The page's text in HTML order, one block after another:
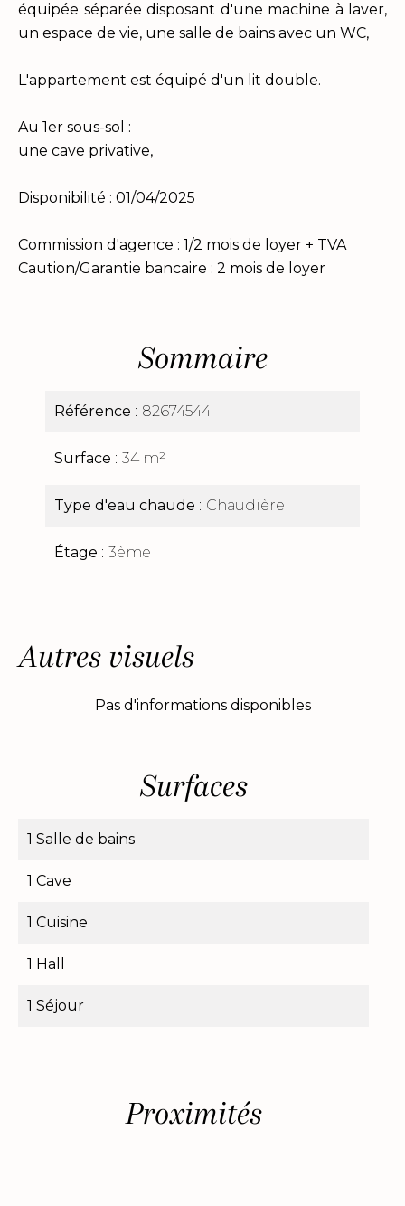
équipée séparée disposant d'une machine à laver,
un espace de vie, une salle de bains avec un WC,
L'appartement est équipé d'un lit double.
Au 1er sous-sol :
une cave privative,
Disponibilité : 01/04/2025
Commission d'agence : 1/2 mois de loyer + TVA
Caution/Garantie bancaire : 2 mois de loyer
Sommaire
Référence 82674544
Surface 34 m²
Type d'eau chaude Chaudière
Étage 3ème
Autres visuels
Pas d'informations disponibles
Surfaces
1 Salle de bains
1 Cave
1 Cuisine
1 Hall
1 Séjour
Proximités